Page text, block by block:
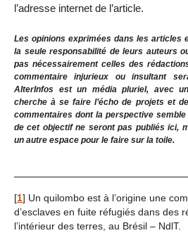
l’adresse internet de l’article.
Les opinions exprimées dans les articles
la seule responsabilité de leurs auteurs
pas nécessairement celles des
commentaire injurieux ou insultant
AlterInfos est un média pluriel, avec
cherche à se faire l’écho de projets et
commentaires dont la perspective
de cet objectif ne seront pas publiés ici,
un autre espace pour le faire sur la toile.
[1] Un quilombo est à l’origine une
d’esclaves en fuite réfugiés dans des
l’intérieur des terres, au Brésil – NdlT.